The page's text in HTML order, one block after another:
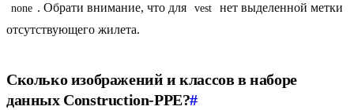
none . Обрати внимание, что для vest
нет выделенной метки
отсутствующего жилета.
Сколько изображений и классов в наборе
данных Construction-PPE?#